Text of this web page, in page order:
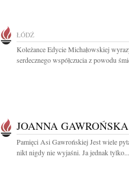
ŁÓDŹ
Koleżance Edycie Michałowskiej
serdecznego współczucia z powodu
JOANNA GAWROŃSKA
Pamięci Asi Gawrońskiej Jest wiele
nikt nigdy nie wyjaśni. Ja jednak tylko...